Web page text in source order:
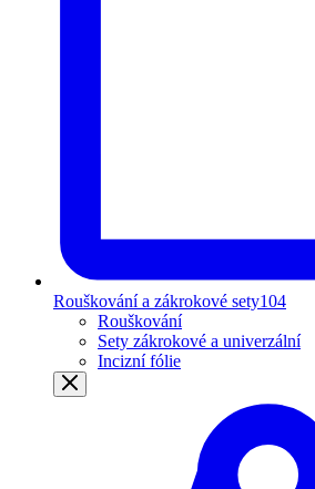
Rouškování a zákrokové sety104
Rouškování
Sety zákrokové a univerzální
Incizní fólie